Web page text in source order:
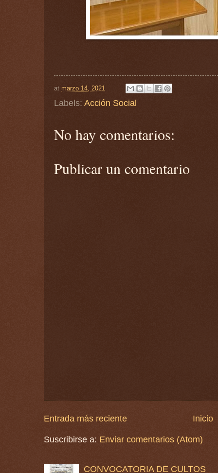
at marzo 14, 2021
Labels: Acción Social
No hay comentarios:
Publicar un comentario
Entrada más reciente Inicio
Suscribirse a: Enviar comentarios (Atom)
CONVOCATORIA DE CULTOS